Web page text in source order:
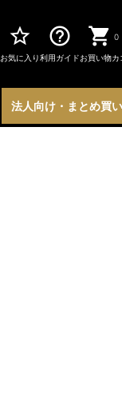
star_border
お気に入り
help_outline
利用ガイド
0
お買い物カ
法人向け・まとめ買い